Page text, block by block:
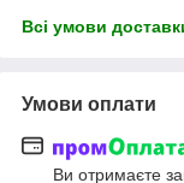
Всі умови
Умови оплати
Ви отримаєте